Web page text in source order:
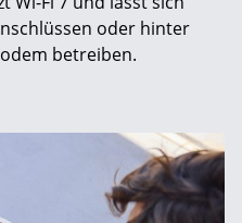
oder hinter
betreiben.